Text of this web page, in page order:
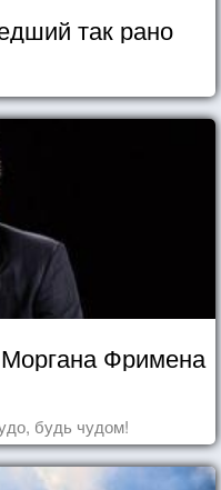
так рано
Фримена
будь чудом!